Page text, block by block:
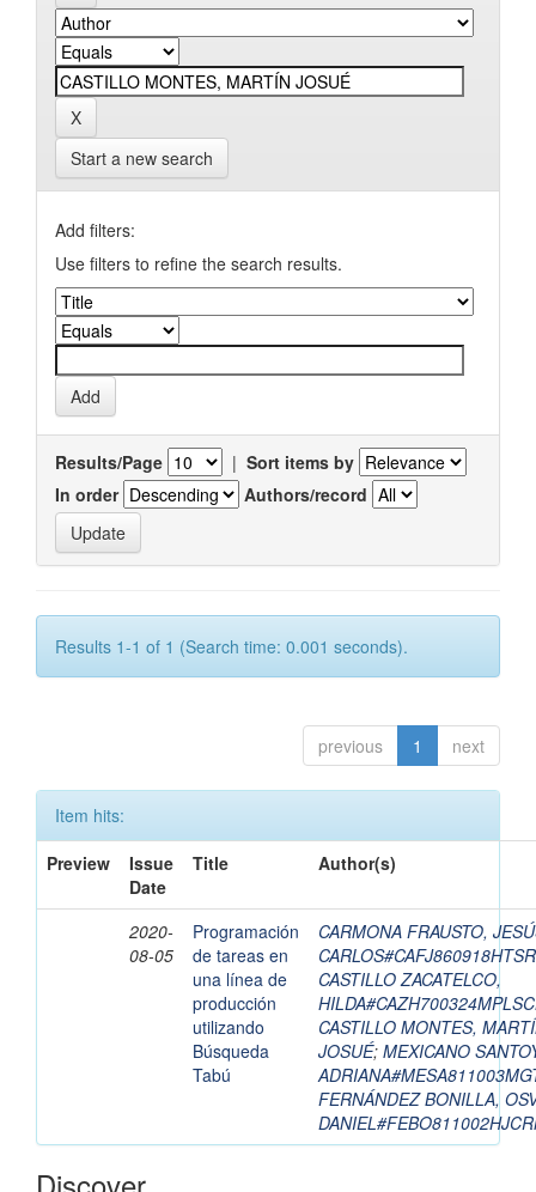
Start a new search
Add filters:
Use filters to refine the search results.
Results/Page | Sort items by
In order
Authors/record
Results 1-1 of 1 (Search time: 0.001 seconds).
previous 1 next
Item hits:
Preview
Issue
Date
Title Author(s)
2020-
08-05
Programación
de tareas en
una línea de
producción
utilizando
Búsqueda
Tabú
CARMONA FRAUSTO,
CASTILLO ZACATELCO,
CASTILLO MONTES,
JOSUÉ; MEXICANO
FERNÁNDEZ BONILLA,